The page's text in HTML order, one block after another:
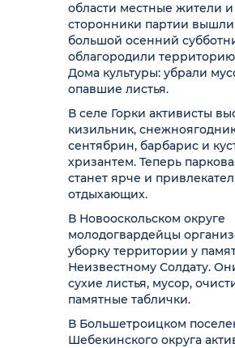
области местные жители и
сторонники партии
большой осенний
облагородили
Дома культуры: убрали
опавшие листья.
В селе Горки активисты
кизильник,
сентябрин, барбарис и
хризантем. Теперь
станет ярче и
отдыхающих.
В Новооскольском округе
молодогвардейцы
уборку территории у
Неизвестному Солдату.
сухие листья, мусор,
памятные таблички.
В Большетроицком
Шебекинского округа